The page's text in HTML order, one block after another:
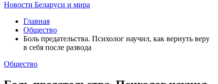
Новости Беларуси и мира
Главная
Общество
Боль предательства. Психолог научил, как вернуть веру
в себя после развода
Общество